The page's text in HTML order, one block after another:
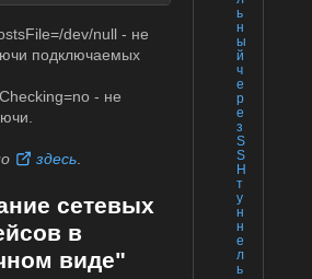
ь
н
ы
й
ч
е
р
е
з
S
S
H
т
у
н
н
е
л
ь
dev/null - не
подключаемых
- не
здесь.
сетевых
в
виде"